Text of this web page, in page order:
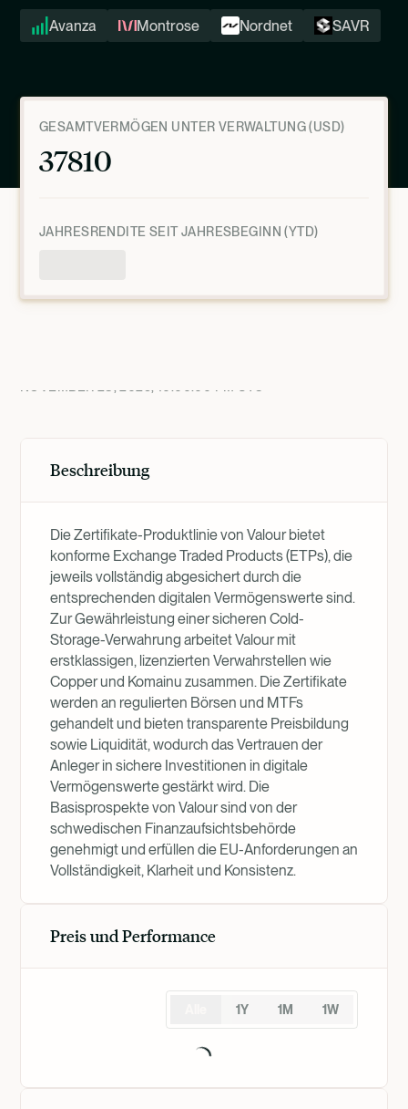
Avanza Montrose Nordnet SAVR
GESAMTVERMÖGEN UNTER VERWALTUNG (USD)
37810
JAHRESRENDITE SEIT JAHRESBEGINN (YTD)
Beschreibung
Die Zertifikate-Produktlinie von Valour bietet
konforme Exchange Traded Products (ETPs), die
jeweils vollständig abgesichert durch die
entsprechenden digitalen Vermögenswerte sind.
Zur Gewährleistung einer sicheren Cold-
Storage-Verwahrung arbeitet Valour mit
erstklassigen, lizenzierten Verwahrstellen wie
Copper und Komainu zusammen. Die Zertifikate
werden an regulierten Börsen und MTFs
gehandelt und bieten transparente Preisbildung
sowie Liquidität, wodurch das Vertrauen der
Anleger in sichere Investitionen in digitale
Vermögenswerte gestärkt wird. Die
Basisprospekte von Valour sind von der
schwedischen Finanzaufsichtsbehörde
genehmigt und erfüllen die EU-Anforderungen an
Vollständigkeit, Klarheit und Konsistenz.
Preis und Performance
1Y 1M 1W